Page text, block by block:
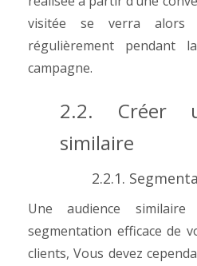
visitée se verra
régulièrement pendant
campagne.
2.2. Créer
similaire
2.2.1.
Une audience
segmentation efficace de
clients, Vous devez